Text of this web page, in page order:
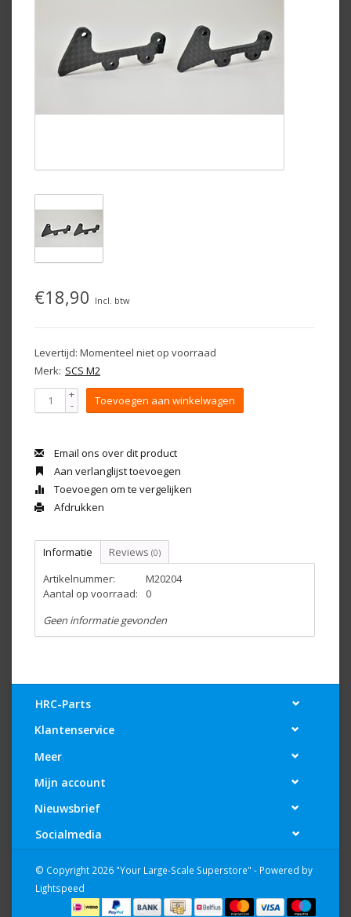
€18,90 Incl. btw
Levertijd: Momenteel niet op voorraad
Merk: SCS M2
+
- Toevoegen aan winkelwagen
Email ons over dit product
Aan verlanglijst toevoegen
Toevoegen om te vergelijken
Afdrukken
Informatie Reviews (0)
Artikelnummer:
M20204
Aantal op voorraad:
0
Geen informatie gevonden
HRC-Parts
Klantenservice
Meer
Mijn account
Nieuwsbrief
Socialmedia
© Copyright 2026 "Your Large-Scale Superstore" - Powered by
Lightspeed